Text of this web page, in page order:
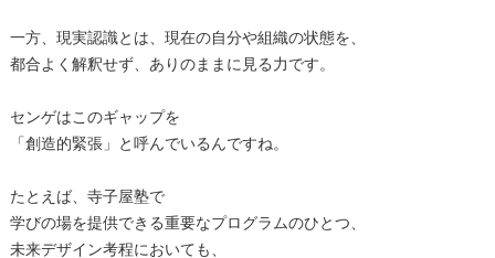
一方、現実認識とは、現在の自分や組織の状態を、
都合よく解釈せず、ありのままに見る力です。
センゲはこのギャップを
「創造的緊張」と呼んでいるんですね。
たとえば、寺子屋塾で
学びの場を提供できる重要なプログラムのひとつ、
未来デザイン考程においても、